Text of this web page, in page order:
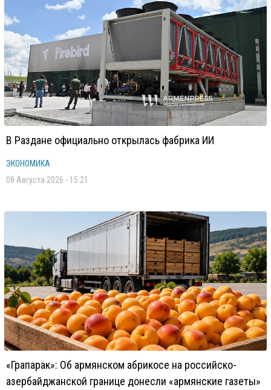
В Раздане официально открылась фабрика ИИ
ЭКОНОМИКА
08 Августа 2026 - 15:21
«Грапарак»: Об армянском абрикосе на российско-
азербайджанской границе донесли «армянские газеты»